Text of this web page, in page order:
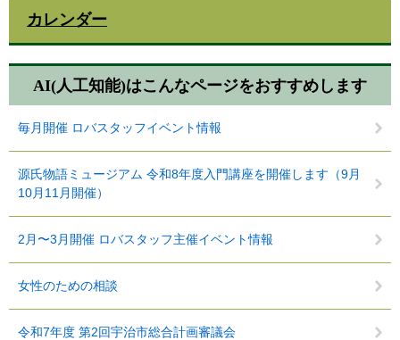
カレンダー
AI(人工知能)はこんなページをおすすめします
毎月開催 ロバスタッフイベント情報
源氏物語ミュージアム 令和8年度入門講座を開催します（9月
10月11月開催）
2月〜3月開催 ロバスタッフ主催イベント情報
女性のための相談
令和7年度 第2回宇治市総合計画審議会